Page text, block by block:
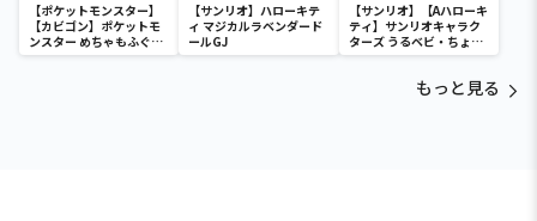
【ポケットモンスター】
【カビゴン】ポケットモ
ンスター めちゃもふぐっ
と ほっこりいやされぬい
【サンリオ】ハローキテ
ィ マジカルラベンダード
ールGJ
【サンリオ】【Aハローキ
ティ】サンリオキャラク
ターズ うるベビ・ちょい
デカドール
もっと見る